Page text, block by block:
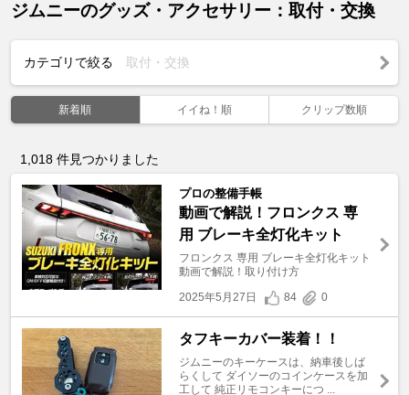
ジムニーのグッズ・アクセサリー：取付・交換
カテゴリで絞る 取付・交換
新着順 イイね！順 クリップ数順
1,018 件見つかりました
プロの整備手帳
動画で解説！フロンクス 専
用 ブレーキ全灯化キット
フロンクス 専用 ブレーキ全灯化キット
動画で解説！取り付け方
2025年5月27日
84 0
タフキーカバー装着！！
ジムニーのキーケースは、納車後しば
らくして ダイソーのコインケースを加
工して 純正リモコンキーにつ ...